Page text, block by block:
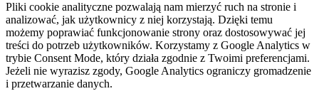
Pliki cookie analityczne pozwalają nam mierzyć ruch na stronie i
analizować, jak użytkownicy z niej korzystają. Dzięki temu
możemy poprawiać funkcjonowanie strony oraz dostosowywać jej
treści do potrzeb użytkowników. Korzystamy z Google Analytics w
trybie Consent Mode, który działa zgodnie z Twoimi preferencjami.
Jeżeli nie wyrazisz zgody, Google Analytics ograniczy gromadzenie
i przetwarzanie danych.